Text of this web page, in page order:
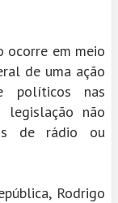
ocorre em meio
de uma ação
políticos nas
legislação não
de rádio ou
Rodrigo